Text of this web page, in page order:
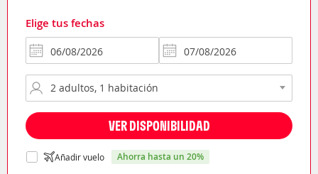
Elige tus fechas
VER DISPONIBILIDAD
Añadir vuelo ahorra hasta un 20%